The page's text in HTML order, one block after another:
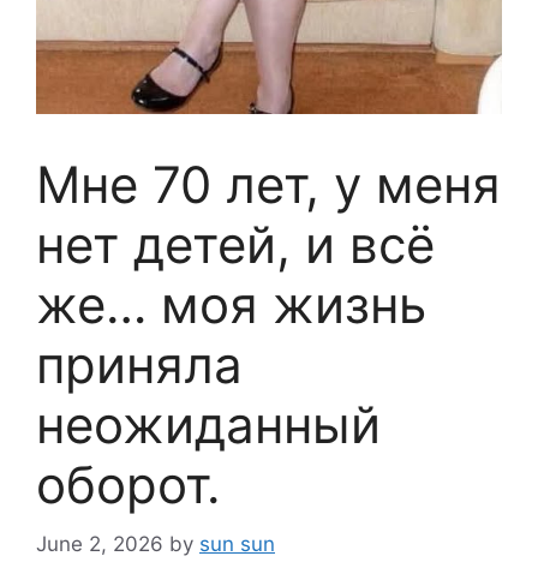
Мне 70 лет, у меня
нет детей, и всё
же… моя жизнь
приняла
неожиданный
оборот.
June 2, 2026 by sun sun